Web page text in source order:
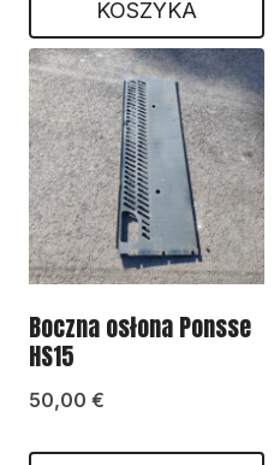
KOSZYKA
Boczna osłona Ponsse
HS15
50,00 €